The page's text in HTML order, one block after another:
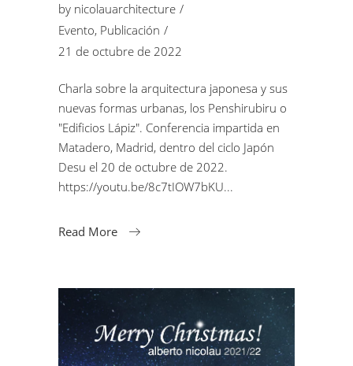
by nicolauarchitecture
Evento, Publicación
21 de octubre de 2022
Charla sobre la arquitectura japonesa y sus
nuevas formas urbanas, los Penshirubiru o
"Edificios Lápiz". Conferencia impartida en
Matadero, Madrid, dentro del ciclo Japón
Desu el 20 de octubre de 2022.
https://youtu.be/8c7tIOW7bKU
Read More